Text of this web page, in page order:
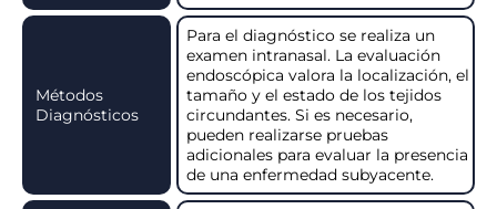
Métodos
Diagnósticos
Para el diagnóstico se realiza un
examen intranasal. La evaluación
endoscópica valora la localización, el
tamaño y el estado de los tejidos
circundantes. Si es necesario,
pueden realizarse pruebas
adicionales para evaluar la presencia
de una enfermedad subyacente.